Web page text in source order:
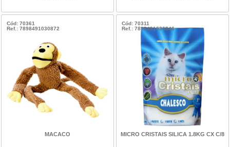
Cód: 70361
Ref.: 7898491030872
MACACO
Cód: 70311
Ref.: 7898491030346
MICRO CRISTAIS SILICA 1.8KG CX C/8